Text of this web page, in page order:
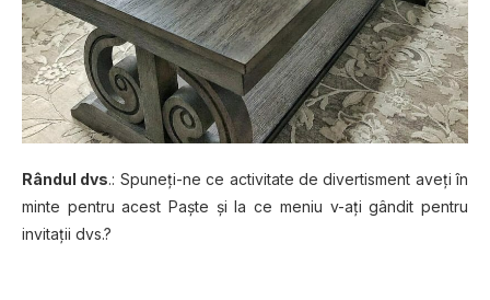
Rândul dvs.: Spuneţi-ne ce activitate de divertisment aveţi în
minte pentru acest Paşte şi la ce meniu v-aţi gândit pentru
invitaţii dvs.?